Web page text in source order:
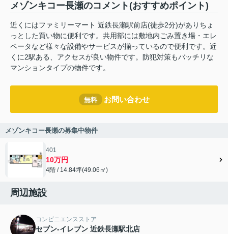
メゾンキコー長瀬のコメント(おすすめポイント)
近くにはファミリーマート 近鉄長瀬駅前店(徒歩2分)がありちょ
っとした買い物に便利です。共用部には敷地内ごみ置き場・エレ
ベータなど様々な設備やサービスが揃っているので便利です。近
くに2駅ある、アクセスが良い物件です。防犯対策もバッチリな
マンションタイプの物件です。
無料 お問い合わせ
メゾンキコー長瀬の募集中物件
401
10万円
4階 / 14.84坪(49.06㎡)
周辺施設
コンビニエンスストア
セブン-イレブン 近鉄長瀬駅北店